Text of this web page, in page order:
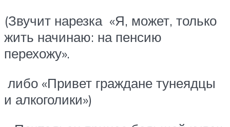
(Звучит нарезка «Я, может, только
жить начинаю: на пенсию
перехожу».
либо «Привет граждане тунеядцы
и алкоголики»)